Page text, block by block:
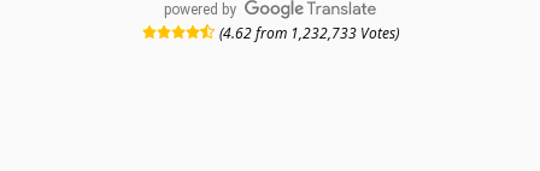
powered by
(4.62 from 1,232,733 Votes)